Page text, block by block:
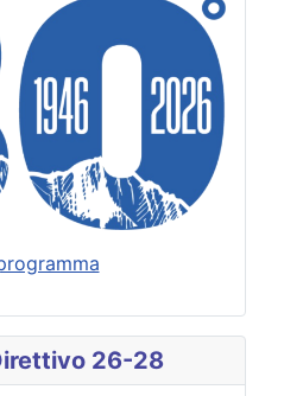
26-28